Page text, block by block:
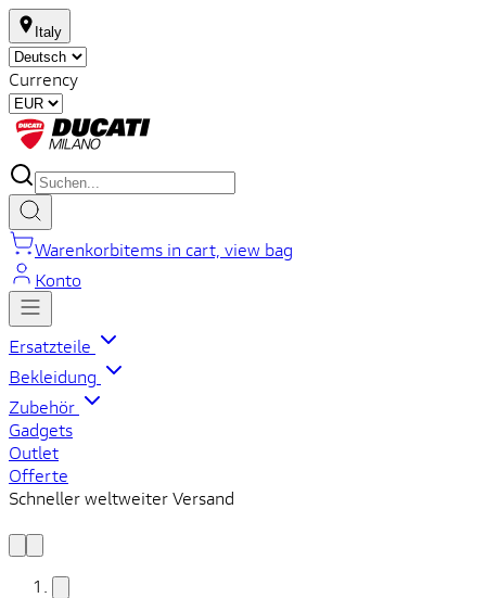
Italy
Currency
Warenkorbitems in cart, view bag
Konto
Ersatzteile
Bekleidung
Zubehör
Gadgets
Outlet
Offerte
Schneller weltweiter Versand